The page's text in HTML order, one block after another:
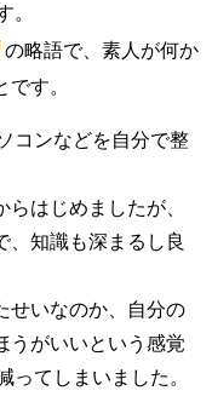
。
の略語で、素人が何か
す。
コンなどを自分で整
はじめましたが、
、知識も深まるし良
せいなのか、自分の
うがいいという感覚
ってしまいました。